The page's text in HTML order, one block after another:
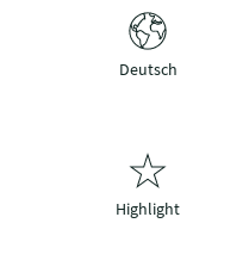
Deutsch
Highlight